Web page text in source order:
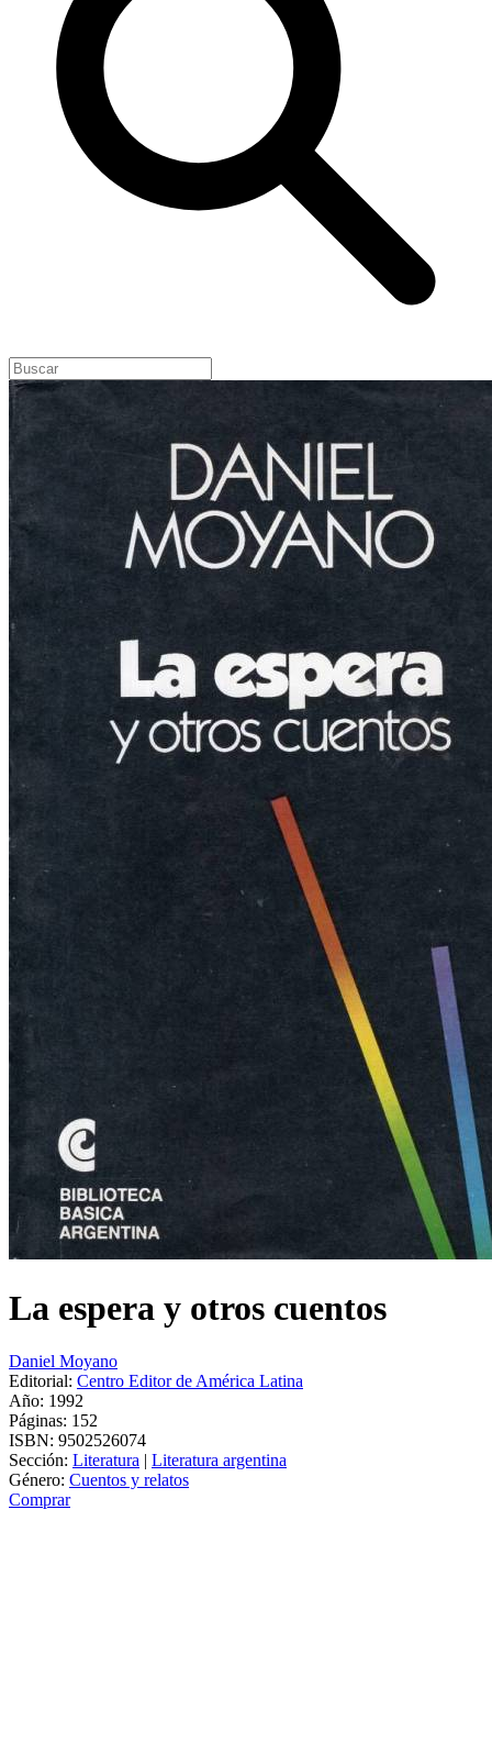
La espera y otros cuentos
Daniel Moyano
Editorial: Centro Editor de América Latina
Año: 1992
Páginas: 152
ISBN: 9502526074
Sección: Literatura | Literatura argentina
Género: Cuentos y relatos
Comprar